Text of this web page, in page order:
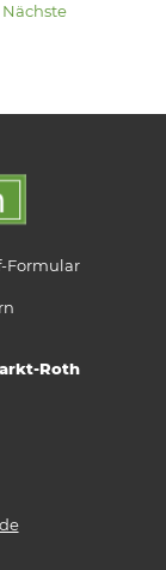
Nächste
Formular
Roth